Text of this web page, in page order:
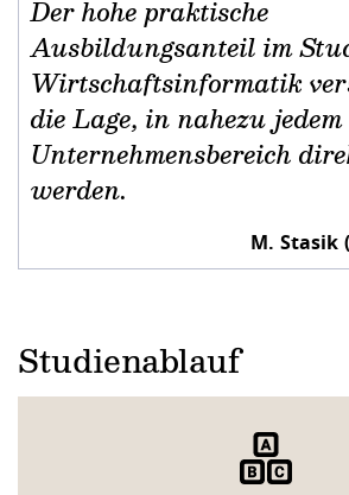
Der hohe praktische
Ausbildungsanteil im
Wirtschaftsinformatik
die Lage, in nahezu jedem
Unternehmensbereich
werden.
M. Stasik
Studienablauf